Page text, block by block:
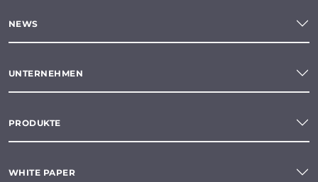
NEWS
UNTERNEHMEN
PRODUKTE
WHITE PAPER